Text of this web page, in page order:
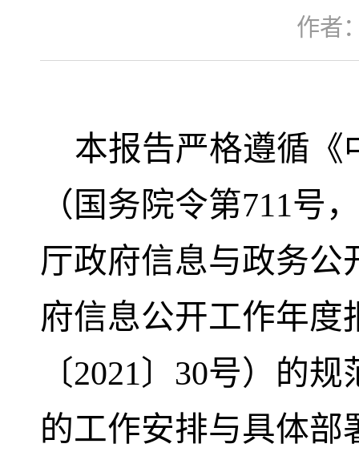
作者
本报告严格遵循《
（国务院令第711号
厅政府信息与政务公
府信息公开工作年度
〔2021〕30号）的
的工作安排与具体部